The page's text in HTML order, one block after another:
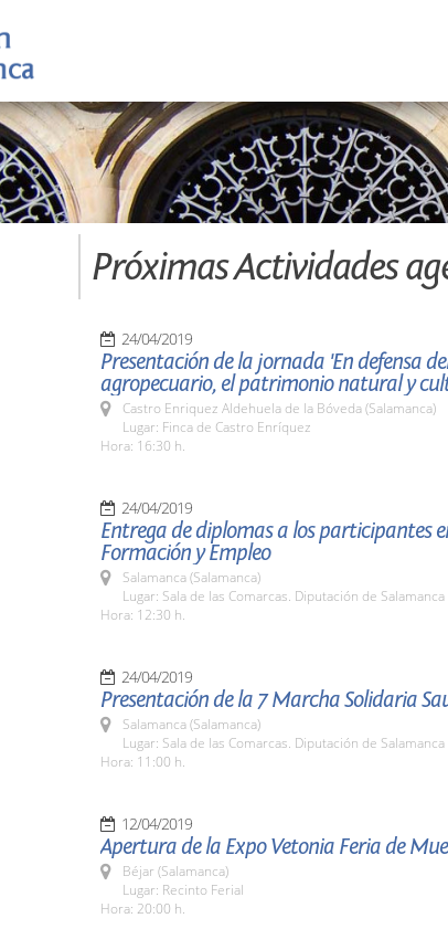
Próximas Actividades
24/04/2019
Presentación de la jornada 'En defensa
agropecuario, el patrimonio natural y
Castro Enriquez Aldehuela de la Bóveda (Salamanca)
Lugar: Finca de Castro Enríquez
Hora: 16:30 h.
24/04/2019
Entrega de diplomas a los participantes
Formación y Empleo
Salamanca (Salamanca)
Lugar: Sala de las Comarcas. Diputación de Salamanca
Hora: 12:30 h.
24/04/2019
Presentación de la 7 Marcha Solidaria
Salamanca (Salamanca)
Lugar: Sala de las Comarcas. Diputación de Salamanca
Hora: 11:00 h.
12/04/2019
Apertura de la Expo Vetonia Feria de
Béjar (Salamanca)
Lugar: Recinto Ferial
Hora: 20:00 h.